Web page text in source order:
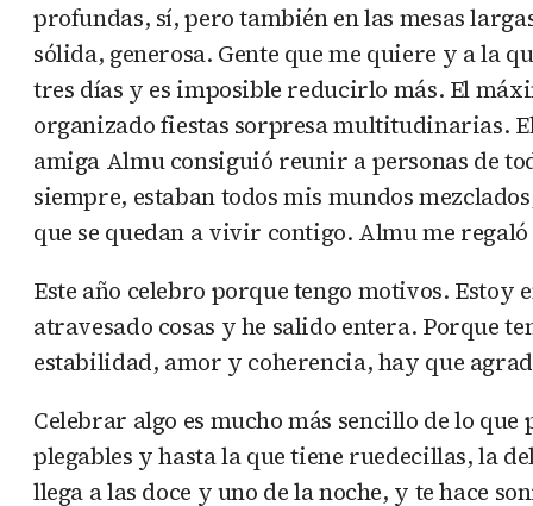
profundas, sí, pero también en las mesas
sólida, generosa. Gente que me quiere y a la
tres días y es imposible reducirlo más. El
organizado fiestas sorpresa multitudinarias.
amiga Almu consiguió reunir a personas de
siempre, estaban todos mis mundos
que se quedan a vivir contigo. Almu me regaló
Este año celebro porque tengo motivos.
atravesado cosas y he salido entera. Porque
estabilidad, amor y coherencia, hay que
Celebrar algo es mucho más sencillo de lo
plegables y hasta la que tiene ruedecillas, la
llega a las doce y uno de la noche, y te hace